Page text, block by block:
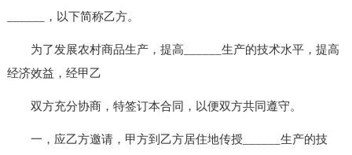
______，以下简称乙方。
为了发展农村商品生产，提高______生产的技术水平，提高
经济效益，经甲乙
双方充分协商，特签订本合同，以便双方共同遵守。
一，应乙方邀请，甲方到乙方居住地传授______生产的技